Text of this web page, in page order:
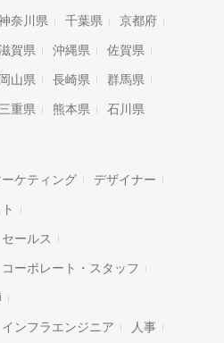
奈川県 千葉県 京都府
賀県 沖縄県 佐賀県
岡山県 長崎県 群馬県
三重県 熊本県 石川県
ーケティング デザイナー
セールス
コーポレート・スタッフ
インフラエンジニア 人事